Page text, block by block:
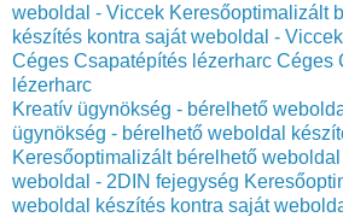
weboldal - Viccek Keresőoptimalizált
készítés kontra saját weboldal - Viccek
Céges Csapatépítés lézerharc Céges
lézerharc
Kreatív ügynökség - bérelhető
ügynökség - bérelhető weboldal
Keresőoptimalizált bérelhető
weboldal - 2DIN fejegység
weboldal készítés kontra saját